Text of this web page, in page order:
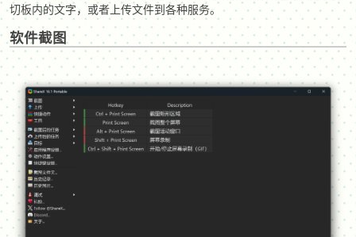
爱
破
切板内的文字，或者上传文件到各种服务。
软件截图